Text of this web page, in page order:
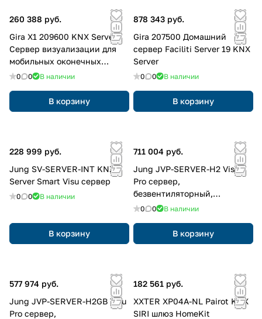
260 388 руб.
Gira X1 209600 KNX Server
Сервер визуализации для
мобильных оконечных
устройств и логический
0 0 В наличии
В корзину
878 343 руб.
Gira 207500 Домашний
сервер Faciliti Server 19 KNX
Server
0 0 В наличии
В корзину
228 999 руб.
Jung SV-SERVER-INT KNX
Server Smart Visu сервер
0 0 В наличии
В корзину
711 004 руб.
Jung JVP-SERVER-H2 Visu
Pro сервер,
безвентиляторный,
немецкая версия с евро
0 0 В наличии
В корзину
577 974 руб.
Jung JVP-SERVER-H2GB Visu
Pro сервер,
182 561 руб.
XXTER XP04A-NL Pairot KNX
SIRI шлюз HomeKit